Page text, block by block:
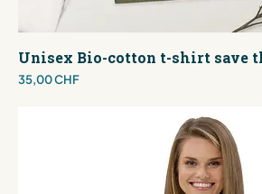
Unisex Bio-cotton t-shirt save
Preis
35,00 CHF